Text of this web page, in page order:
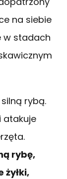
na siebie
w stadach
rybą.
atakuje
rybę,
żyłki,